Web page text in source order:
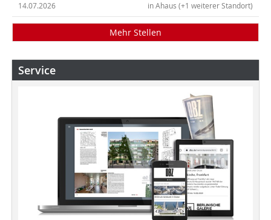
in Ahaus (+1 weiterer Standort)
14.07.2026
Mehr Stellen
Service